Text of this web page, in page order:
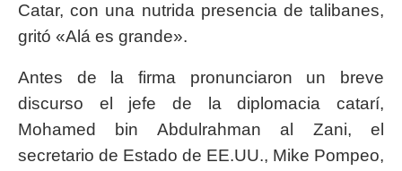
Catar, con una nutrida presencia de talibanes,
gritó «Alá es grande».
Antes de la firma pronunciaron un breve
discurso el jefe de la diplomacia catarí,
Mohamed bin Abdulrahman al Zani, el
secretario de Estado de EE.UU., Mike Pompeo,